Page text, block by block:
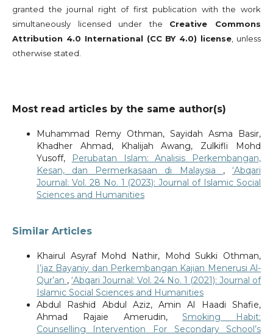
granted the journal right of first publication with the work
simultaneously licensed under the Creative Commons
Attribution 4.0 International (CC BY 4.0) license , unless
otherwise stated.
Most read articles by the same author(s)
Muhammad Remy Othman, Sayidah Asma Basir,
Khadher Ahmad, Khalijah Awang, Zulkifli Mohd
Yusoff,
Perubatan Islam: Analisis Perkembangan,
Kesan, dan Permerkasaan di Malaysia ,‘Abqari
Journal: Vol. 28 No. 1 (2023): Journal of Islamic Social
Sciences and Humanities
Similar Articles
Khairul Asyraf Mohd Nathir, Mohd Sukki Othman,
I’jaz Bayaniy dan Perkembangan Kajian Menerusi Al-
Qur’an , ‘Abqari Journal: Vol. 24 No. 1 (2021): Journal of
Islamic Social Sciences and Humanities
Abdul Rashid Abdul Aziz, Amin Al Haadi Shafie,
Ahmad Rajaie Amerudin,Smoking Habit:
Counselling Intervention For Secondary School’s